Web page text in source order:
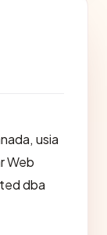
usia
Web
dba